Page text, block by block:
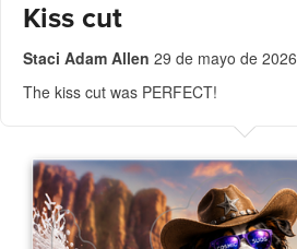
Kiss cut
Staci Adam Allen 29 de mayo de 2026
The kiss cut was PERFECT!